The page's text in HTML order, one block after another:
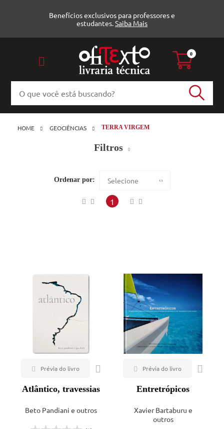
Benefícios exclusivos para professores e
estudantes. Saiba Mais
0
HOME GEOCIÊNCIAS TERRA VIRGEM
Filtros
Geografia (12)Ordenar por: Selecione
Maior preço
1
Atlântico, travessias
Beto Pandiani e outros
Entretrópicos
Xavier Bartaburu e
outros